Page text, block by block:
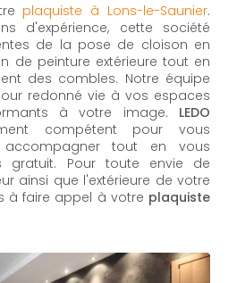
plaquiste à Lons-le-Saunier.
d'expérience, cette société
de la pose de cloison en
de peinture extérieure tout en
des combles. Notre équipe
redonné vie à vos espaces
à votre image. LEDO
compétent pour vous
tout en vous
gratuit. Pour toute envie de
ainsi que l'extérieure de votre
à faire appel à votre plaquiste